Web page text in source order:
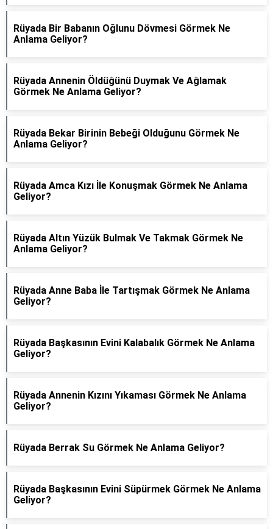
Rüyada Bir Babanın Oğlunu Dövmesi Görmek Ne
Anlama Geliyor?
Rüyada Annenin Öldüğünü Duymak Ve Ağlamak
Görmek Ne Anlama Geliyor?
Rüyada Bekar Birinin Bebeği Olduğunu Görmek Ne
Anlama Geliyor?
Rüyada Amca Kızı İle Konuşmak Görmek Ne Anlama
Geliyor?
Rüyada Altın Yüzük Bulmak Ve Takmak Görmek Ne
Anlama Geliyor?
Rüyada Anne Baba İle Tartışmak Görmek Ne Anlama
Geliyor?
Rüyada Başkasının Evini Kalabalık Görmek Ne Anlama
Geliyor?
Rüyada Annenin Kızını Yıkaması Görmek Ne Anlama
Geliyor?
Rüyada Berrak Su Görmek Ne Anlama Geliyor?
Rüyada Başkasının Evini Süpürmek Görmek Ne Anlama
Geliyor?